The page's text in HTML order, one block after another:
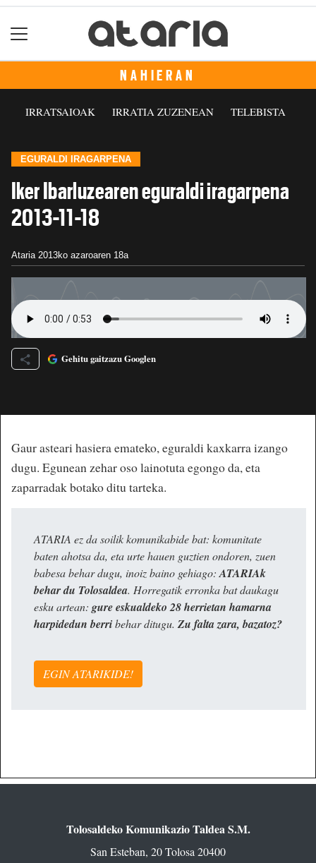
NAHIERAN
IRRATSAIOAK IRRATIA ZUZENEAN TELEBISTA
EGURALDI IRAGARPENA
Iker Ibarluzearen eguraldi iragarpena
2013-11-18
Ataria 2013ko azaroaren 18a
Gehitu gaitzazu Googlen
Gaur asteari hasiera emateko, eguraldi kaxkarra izango
dugu. Egunean zehar oso lainotuta egongo da, eta
zaparradak botako ditu tarteka.
ATARIA ez da soilik komunikabide bat: komunitate
baten ahotsa da, eta urte hauen guztien ondoren, zuen
babesa behar dugu, inoiz baino gehiago:ATARIAk
behar du Tolosaldea. Horregatik erronka bat daukagu
esku artean: gure eskualdeko 28 herrietan hamarna
harpidedun berribehar ditugu. Zu falta zara, bazatoz?
EGIN ATARIKIDE!
Tolosaldeko Komunikazio Taldea S.M.
San Esteban, 20 Tolosa 20400